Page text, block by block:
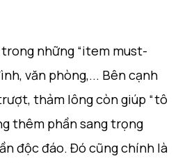
những “item must-
văn phòng,... Bên cạnh
thảm lông còn giúp “tô
thêm phần sang trọng
độc đáo. Đó cũng chính là